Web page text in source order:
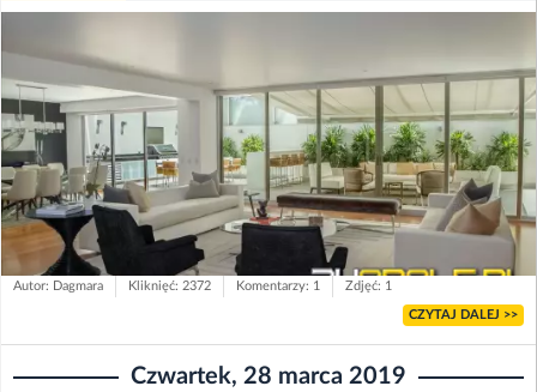
Autor: Dagmara Kliknięć: 2372 Komentarzy: 1 Zdjęć: 1
CZYTAJ DALEJ >>
Czwartek, 28 marca 2019